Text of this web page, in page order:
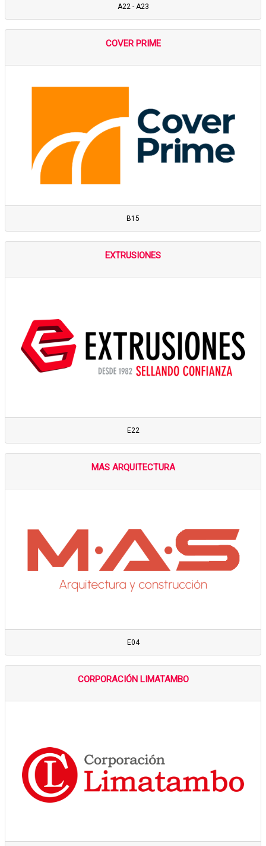
A22 - A23
COVER PRIME
B15
EXTRUSIONES
E22
MAS ARQUITECTURA
E04
CORPORACIÓN LIMATAMBO